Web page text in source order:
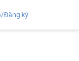
Đăng ký